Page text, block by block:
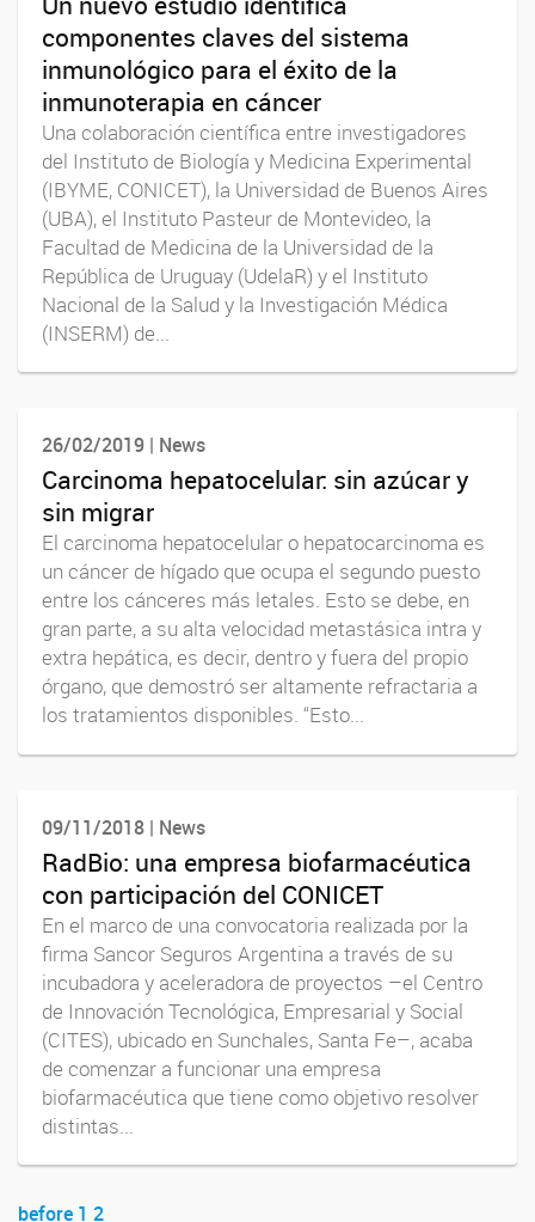
componentes claves del sistema
inmunológico para el éxito de la
inmunoterapia en cáncer
Una colaboración científica entre investigadores
del Instituto de Biología y Medicina Experimental
(IBYME, CONICET), la Universidad de Buenos Aires
(UBA), el Instituto Pasteur de Montevideo, la
Facultad de Medicina de la Universidad de la
República de Uruguay (UdelaR) y el Instituto
Nacional de la Salud y la Investigación Médica
(INSERM) de...
26/02/2019 | News
Carcinoma hepatocelular: sin azúcar y
sin migrar
El carcinoma hepatocelular o hepatocarcinoma es
un cáncer de hígado que ocupa el segundo puesto
entre los cánceres más letales. Esto se debe, en
gran parte, a su alta velocidad metastásica intra y
extra hepática, es decir, dentro y fuera del propio
órgano, que demostró ser altamente refractaria a
los tratamientos disponibles. “Esto...
09/11/2018 | News
RadBio: una empresa biofarmacéutica
con participación del CONICET
En el marco de una convocatoria realizada por la
firma Sancor Seguros Argentina a través de su
incubadora y aceleradora de proyectos –el Centro
de Innovación Tecnológica, Empresarial y Social
(CITES), ubicado en Sunchales, Santa Fe–, acaba
de comenzar a funcionar una empresa
biofarmacéutica que tiene como objetivo resolver
distintas...
before 1 2